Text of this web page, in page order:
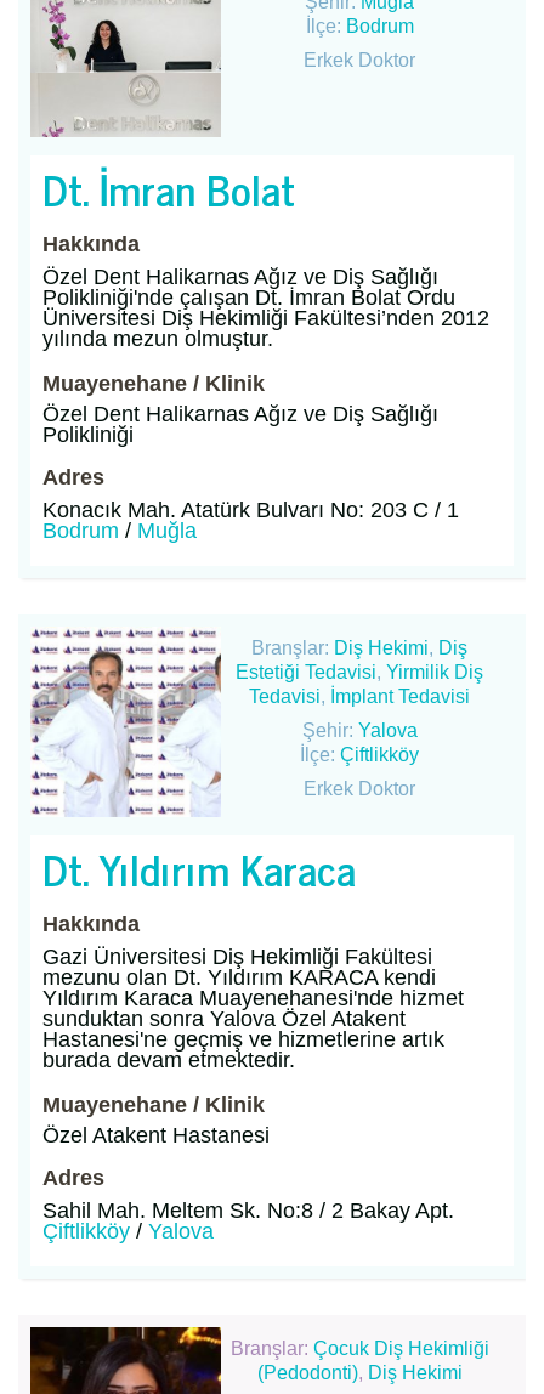
İlçe: Bodrum
Erkek Doktor
Dt. İmran Bolat
Hakkında
Özel Dent Halikarnas Ağız ve Diş Sağlığı
Polikliniği'nde çalışan Dt. İmran Bolat Ordu
Üniversitesi Diş Hekimliği Fakültesi’nden 2012
yılında mezun olmuştur.
Muayenehane / Klinik
Özel Dent Halikarnas Ağız ve Diş Sağlığı
Polikliniği
Adres
Konacık Mah. Atatürk Bulvarı No: 203 C / 1
Bodrum / Muğla
Branşlar: Diş Hekimi, Diş
Estetiği Tedavisi,Yirmilik Diş
Tedavisi, İmplant Tedavisi
Şehir: Yalova
İlçe:Çiftlikköy
Erkek Doktor
Dt. Yıldırım Karaca
Hakkında
Gazi Üniversitesi Diş Hekimliği Fakültesi
mezunu olan Dt. Yıldırım KARACA kendi
Yıldırım Karaca Muayenehanesi'nde hizmet
sunduktan sonra Yalova Özel Atakent
Hastanesi'ne geçmiş ve hizmetlerine artık
burada devam etmektedir.
Muayenehane / Klinik
Özel Atakent Hastanesi
Adres
Sahil Mah. Meltem Sk. No:8 / 2 Bakay Apt.
Çiftlikköy / Yalova
Branşlar: Çocuk Diş Hekimliği
(Pedodonti), Diş Hekimi